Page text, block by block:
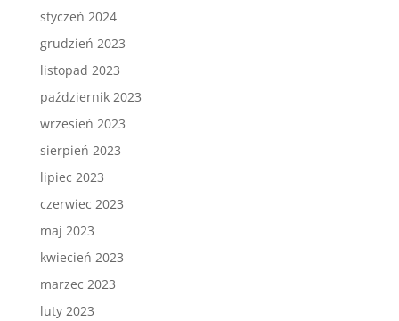
styczeń 2024
grudzień 2023
listopad 2023
październik 2023
wrzesień 2023
sierpień 2023
lipiec 2023
czerwiec 2023
maj 2023
kwiecień 2023
marzec 2023
luty 2023